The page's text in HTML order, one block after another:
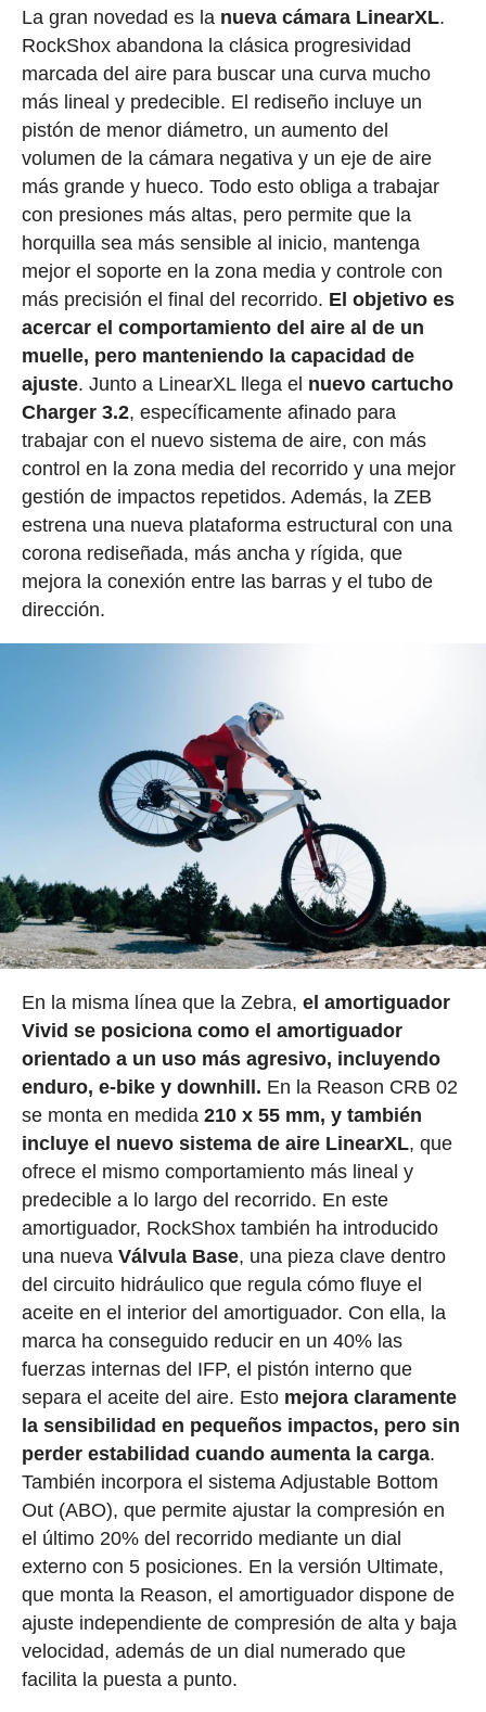
La gran novedad es lanueva cámara LinearXL.
RockShox abandona la clásica progresividad
marcada del aire para buscar una curva mucho
más lineal y predecible. El rediseño incluye un
pistón de menor diámetro, un aumento del
volumen de la cámara negativa y un eje de aire
más grande y hueco. Todo esto obliga a trabajar
con presiones más altas, pero permite que la
horquilla sea más sensible al inicio, mantenga
mejor el soporte en la zona media y controle con
más precisión el final del recorrido. El objetivo es
acercar el comportamiento del aire al de un
muelle, pero manteniendo la capacidad de
ajuste. Junto a LinearXL llega el nuevo cartucho
Charger 3.2, específicamente afinado para
trabajar con el nuevo sistema de aire, con más
control en la zona media del recorrido y una mejor
gestión de impactos repetidos. Además, la ZEB
estrena una nueva plataforma estructural con una
corona rediseñada, más ancha y rígida, que
mejora la conexión entre las barras y el tubo de
dirección.
En la misma línea que la Zebra, el amortiguador
Vivid se posiciona como el amortiguador
orientado a un uso más agresivo, incluyendo
enduro, e-bike y downhill. En la Reason CRB 02
se monta en medida 210 x 55 mm, y también
incluye el nuevo sistema de aire LinearXL, que
ofrece el mismo comportamiento más lineal y
predecible a lo largo del recorrido. En este
amortiguador, RockShox también ha introducido
una nueva Válvula Base, una pieza clave dentro
del circuito hidráulico que regula cómo fluye el
aceite en el interior del amortiguador. Con ella, la
marca ha conseguido reducir en un 40% las
fuerzas internas del IFP, el pistón interno que
separa el aceite del aire. Esto mejora claramente
la sensibilidad en pequeños impactos, pero sin
perder estabilidad cuando aumenta la carga.
También incorpora el sistema Adjustable Bottom
Out (ABO), que permite ajustar la compresión en
el último 20% del recorrido mediante un dial
externo con 5 posiciones. En la versión Ultimate,
que monta la Reason, el amortiguador dispone de
ajuste independiente de compresión de alta y baja
velocidad, además de un dial numerado que
facilita la puesta a punto.